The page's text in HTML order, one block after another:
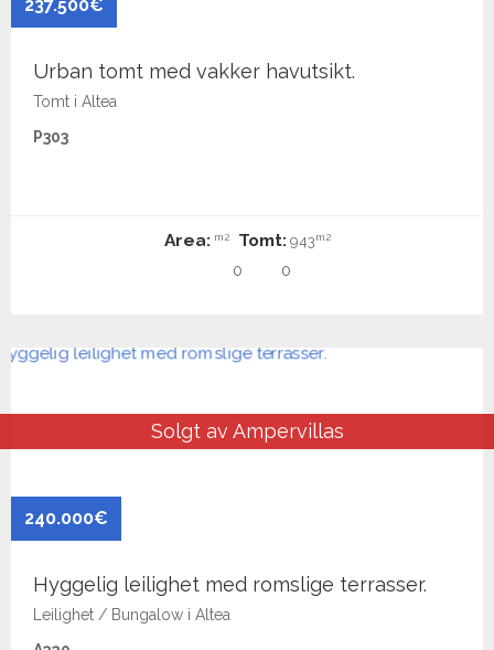
237.500€
Urban tomt med vakker havutsikt.
Tomt i Altea
P303
Area: m2 Tomt:943m2
0 0
Solgt av Ampervillas
240.000€
Hyggelig leilighet med romslige terrasser.
Leilighet / Bungalow i Altea